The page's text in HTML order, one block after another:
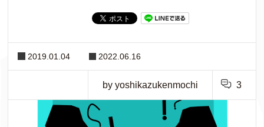
2019.01.04 2022.06.16
by yoshikazukenmochi 3